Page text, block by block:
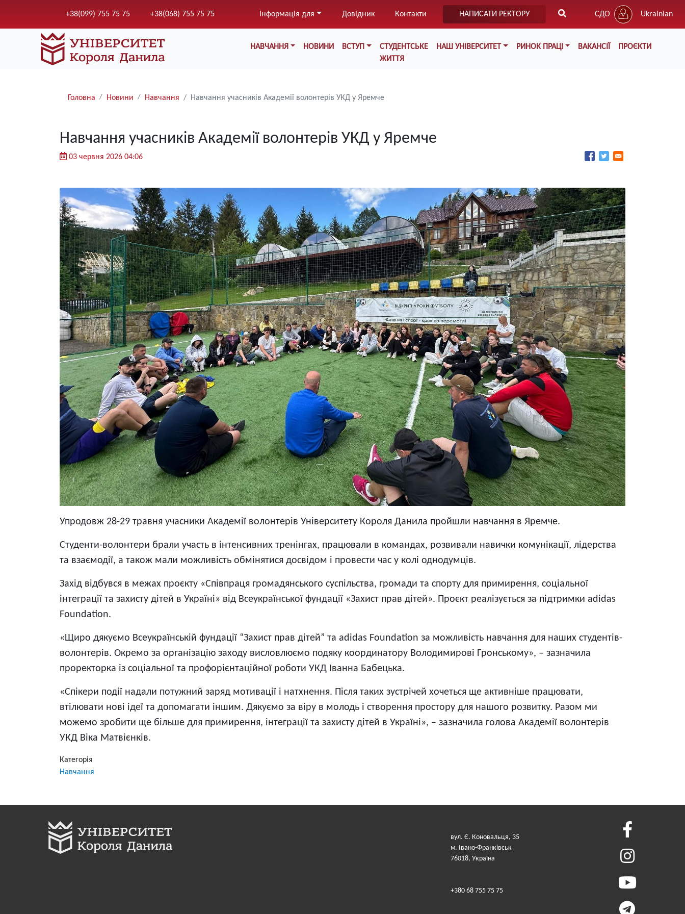
до
основного
вмісту
+38(099) 755 75 75 +38(068) 755 75 75 Інформація для Довідник Контакти НАПИСАТИ РЕКТОРУ СДО Ukrainian
Меню у хедері
НАВЧАННЯ НОВИНИ ВСТУП
СТУДЕНТСЬКЕ
ЖИТТЯ
НАШ УНІВЕРСИТЕТ РИНОК ПРАЦІ ВАКАНСІЇ ПРОЄКТИ
Рядки
Головна Новини Навчання Навчання учасників Академії волонтерів УКД у Яремче
Навчання учасників Академії волонтерів УКД у Яремче
03 червня 2026 04:06
Упродовж 28-29 травня учасники Академії волонтерів Університету Короля Данила пройшли навчання в Яремче.
Студенти-волонтери брали участь в інтенсивних тренінгах, працювали в командах, розвивали навички комунікації, лідерства
та взаємодії, а також мали можливість обмінятися досвідом і провести час у колі однодумців.
Захід відбувся в межах проєкту «Співпраця громадянського суспільства, громади та спорту для примирення, соціальної
інтеграції та захисту дітей в Україні» від Всеукраїнської фундації «Захист прав дітей». Проєкт реалізується за підтримки adidas
Foundation.
«Щиро дякуємо Всеукраїнській фундації “Захист прав дітей” та adidas Foundation за можливість навчання для наших студентів-
волонтерів. Окремо за організацію заходу висловлюємо подяку координатору Володимирові Гронському», – зазначила
проректорка із соціальної та профорієнтаційної роботи УКД Іванна Бабецька.
«Спікери події надали потужний заряд мотивації і натхнення. Після таких зустрічей хочеться ще активніше працювати,
втілювати нові ідеї та допомагати іншим. Дякуємо за віру в молодь і створення простору для нашого розвитку. Разом ми
можемо зробити ще більше для примирення, інтеграції та захисту дітей в Україні», – зазначила голова Академії волонтерів
УКД Віка Матвієнків.
Категорія
Навчання
вул. Є. Коновальця, 35
м. Івано-Франківськ
76018, Україна
+380 68 755 75 75